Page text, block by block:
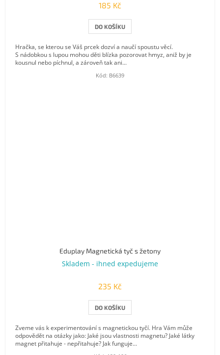
185 Kč
DO KOŠÍKU
Hračka, se kterou se Váš prcek dozví a naučí spoustu věcí.
S nádobkou s lupou mohou děti blízka pozorovat hmyz, aniž by je
kousnul nebo píchnul, a zároveň tak ani...
Kód: B6639
Eduplay Magnetická tyč s žetony
Skladem - ihned expedujeme
235 Kč
DO KOŠÍKU
Zveme vás k experimentování s magnetickou tyčí. Hra Vám může
odpovědět na otázky jako: Jaké jsou vlastnosti magnetu? Jaké látky
magnet přitahuje - nepřitahuje? Jak funguje...